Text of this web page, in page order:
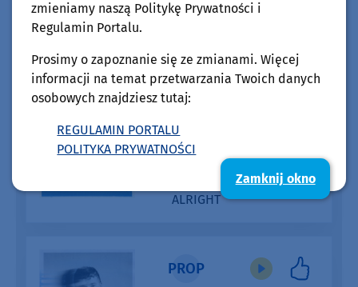
SOFI TUKKER
PROP
CATZ’N DOGZ
WE’RE GONNA BE
ALRIGHT
PROP
zmieniamy naszą Politykę Prywatności i
Regulamin Portalu.
Prosimy o zapoznanie się ze zmianami. Więcej
informacji na temat przetwarzania Twoich danych
osobowych znajdziesz tutaj:
REGULAMIN PORTALU
POLITYKA PRYWATNOŚCI
Zamknij okno